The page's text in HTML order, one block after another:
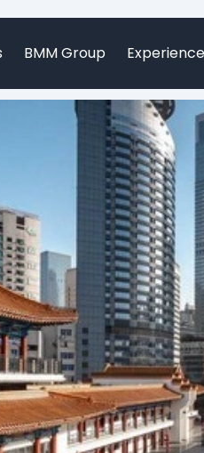
BMM Group Experience